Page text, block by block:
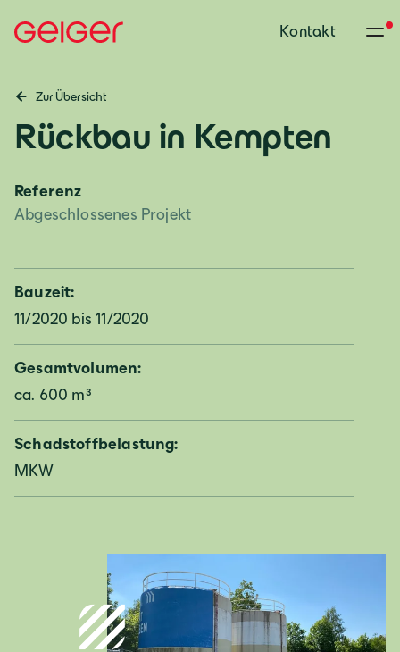
Kontakt
Zur Übersicht
Rückbau in Kempten
Referenz
Abgeschlossenes Projekt
Bauzeit:
11/2020 bis 11/2020
Gesamtvolumen:
ca. 600 m³
Schadstoffbelastung:
MKW
Österreich
Deutsch